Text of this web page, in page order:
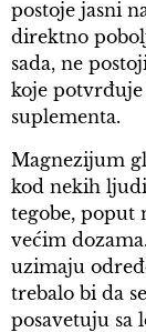
postoje jasni
direktno
sada, ne
koje potvrđuje
suplementa.
Magnezijum
kod nekih
tegobe, poput
većim
uzimaju
trebalo bi da
posavetuju sa